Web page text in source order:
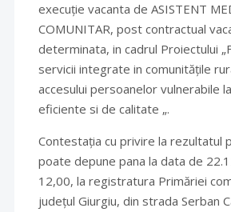
execuție vacanta de ASISTENT
COMUNITAR, post contractual
determinata, in cadrul Proiectului
servicii integrate in comunitățile
accesului persoanelor vulnerabile
eficiente si de calitate „.
Contestația cu privire la rezultatul
poate depune pana la data de
12,00, la registratura Primăriei
județul Giurgiu, din strada Serban